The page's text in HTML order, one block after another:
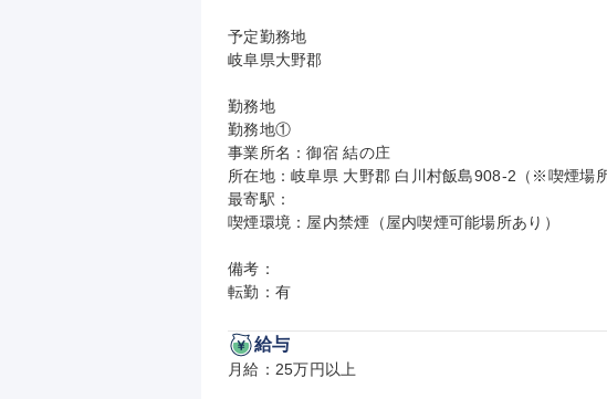
予定勤務地
岐阜県大野郡
勤務地
勤務地①
事業所名：御宿 結の庄
所在地：岐阜県 大野郡 白川村飯島908-2（※喫煙場
最寄駅：
喫煙環境：屋内禁煙（屋内喫煙可能場所あり）
備考：
転勤：有
給与
月給：25万円以上